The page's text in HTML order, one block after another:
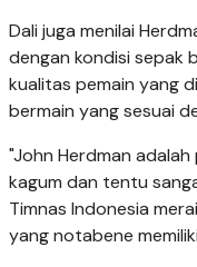
Dali juga menilai
dengan kondisi sepak
kualitas pemain yang
bermain yang sesuai
"John Herdman
kagum dan tentu
Timnas Indonesia
yang notabene